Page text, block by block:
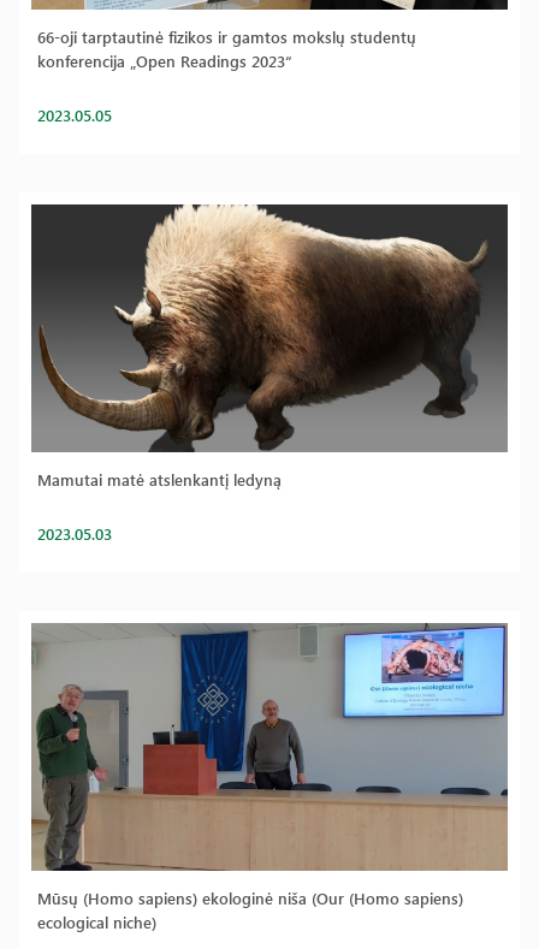
66-oji tarptautinė fizikos ir gamtos mokslų studentų
konferencija „Open Readings 2023“
2023.05.05
Mamutai matė atslenkantį ledyną
2023.05.03
Mūsų (Homo sapiens) ekologinė niša (Our (Homo sapiens)
ecological niche)